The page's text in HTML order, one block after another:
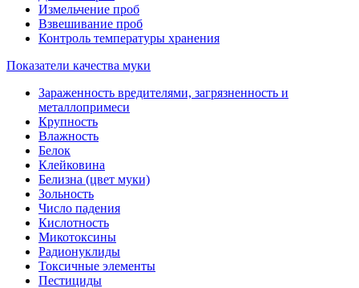
Измельчение проб
Взвешивание проб
Контроль температуры хранения
Показатели качества муки
Зараженность вредителями, загрязненность и
металлопримеси
Крупность
Влажность
Белок
Клейковина
Белизна (цвет муки)
Зольность
Число падения
Кислотность
Микотоксины
Радионуклиды
Токсичные элементы
Пестициды